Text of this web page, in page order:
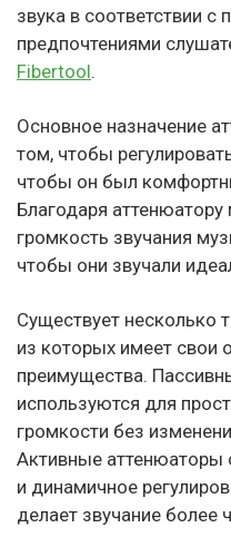
звука в соответствии с
предпочтениями
Fibertool.
Основное назначение
том, чтобы
чтобы он был
Благодаря
громкость звучания
чтобы они звучали
Существует несколько
из которых имеет свои
преимущества.
используются для
громкости без
Активные аттенюаторы
и динамичное
делает звучание